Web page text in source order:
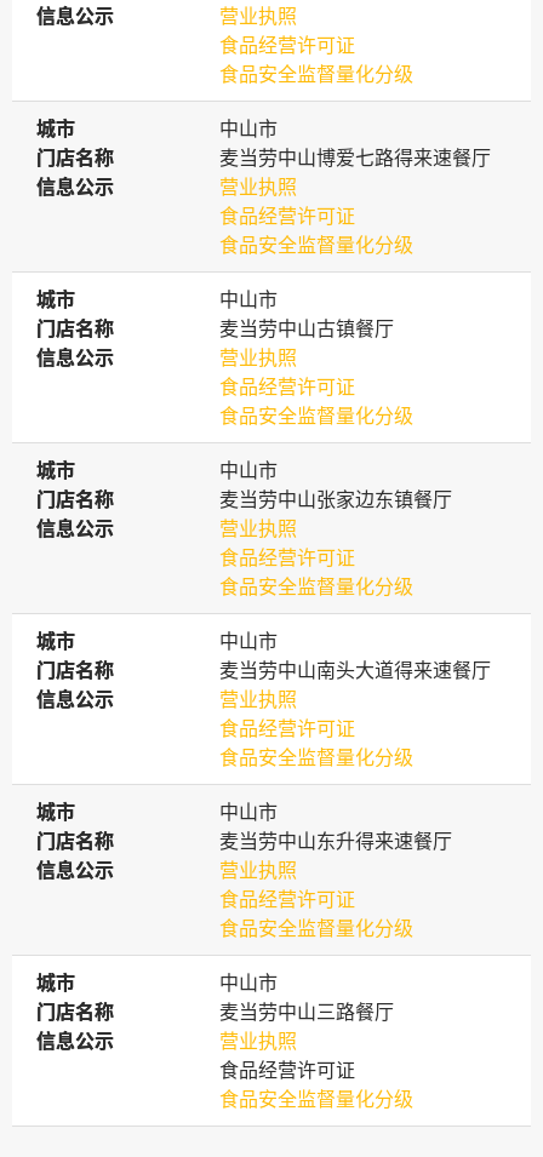
信息公示
信息公示
营业执照
食品经营许可证
食品安全监督量化分级
城市
城市
中山市
门店名称
门店名称
麦当劳中山博爱七路得来速餐厅
信息公示
信息公示
营业执照
食品经营许可证
食品安全监督量化分级
城市
城市
中山市
门店名称
门店名称
麦当劳中山古镇餐厅
信息公示
信息公示
营业执照
食品经营许可证
食品安全监督量化分级
城市
城市
中山市
门店名称
门店名称
麦当劳中山张家边东镇餐厅
信息公示
信息公示
营业执照
食品经营许可证
食品安全监督量化分级
城市
城市
中山市
门店名称
门店名称
麦当劳中山南头大道得来速餐厅
信息公示
信息公示
营业执照
食品经营许可证
食品安全监督量化分级
城市
城市
中山市
门店名称
门店名称
麦当劳中山东升得来速餐厅
信息公示
信息公示
营业执照
食品经营许可证
食品安全监督量化分级
城市
城市
中山市
门店名称
门店名称
麦当劳中山三路餐厅
信息公示
信息公示
营业执照
食品经营许可证
食品安全监督量化分级